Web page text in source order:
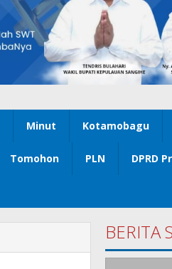
Minut Kotamobagu
Tomohon PLN DPRD
BERITA